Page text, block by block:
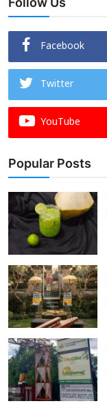
Facebook
Twitter
YouTube
Popular Posts